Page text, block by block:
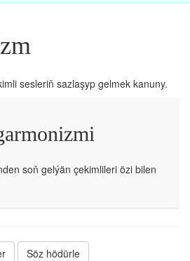
sesleriň sazlaşyp gelmek kanuny.
soň gelýän çekimlileri özi bilen
Söz hödürle